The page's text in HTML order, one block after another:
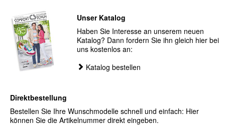
Unser Katalog
Haben Sie Interesse an unserem neuen
Katalog? Dann fordern Sie ihn gleich hier bei
uns kostenlos an:
Katalog bestellen
Direktbestellung
Bestellen Sie Ihre Wunschmodelle schnell und einfach: Hier
können Sie die Artikelnummer direkt eingeben.